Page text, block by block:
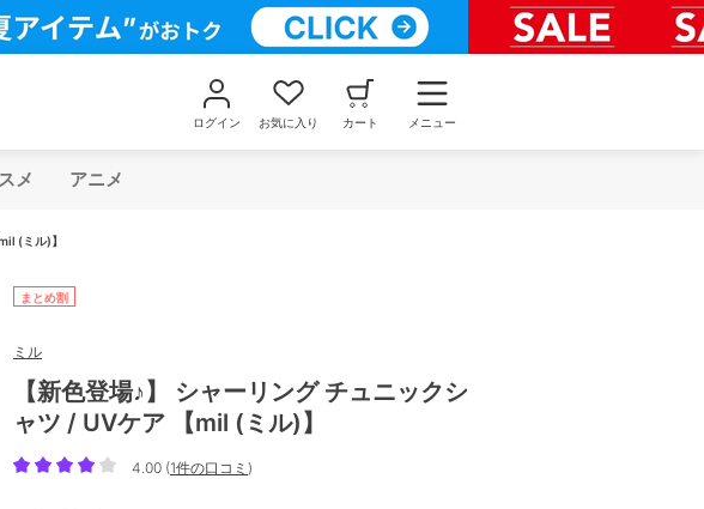
ログイン お気に入り カート メニュー
メ アニメ
(ミル)】
まとめ割
ミル
【新色登場♪】 シャーリング チュニックシ
ャツ / UVケア 【mil (ミル)】
4.00 (1件の口コミ )